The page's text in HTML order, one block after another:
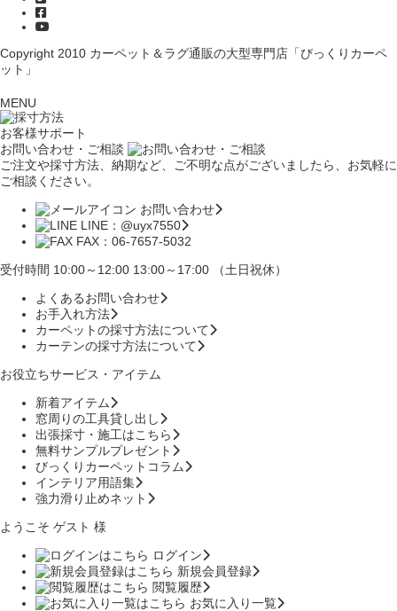
Copyright 2010 カーペット＆ラグ通販の大型専門店「びっくりカーペ
ット」
MENU
お客様サポート
お問い合わせ・ご相談
ご注文や採寸方法、納期など、ご不明な点がございましたら、お気軽に
ご相談ください。
お問い合わせ
LINE：@uyx7550
FAX：06-7657-5032
受付時間 10:00～12:00 13:00～17:00 （土日祝休）
よくあるお問い合わせ
お手入れ方法
カーペットの採寸方法について
カーテンの採寸方法について
お役立ちサービス・アイテム
新着アイテム
窓周りの工具貸し出し
出張採寸・施工はこちら
無料サンプルプレゼント
びっくりカーペットコラム
インテリア用語集
強力滑り止めネット
ようこそ ゲスト 様
ログイン
新規会員登録
閲覧履歴
お気に入り一覧